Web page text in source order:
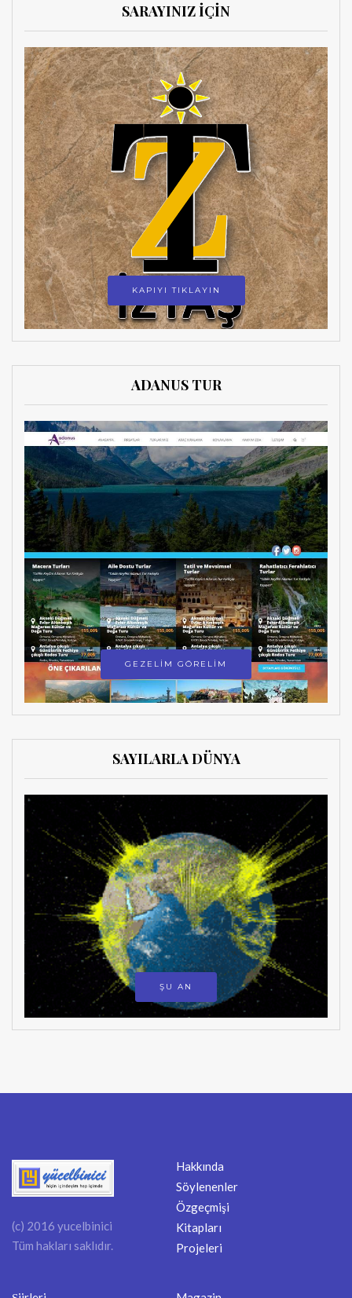
SARAYINIZ İÇİN
KAPIYI TIKLAYIN
ADANUS TUR
GEZELİM GÖRELİM
SAYILARLA DÜNYA
ŞU AN
(c) 2016 yucelbinici
Tüm hakları saklıdır.
Hakkında
Söylenenler
Özgeçmişi
Kitapları
Projeleri